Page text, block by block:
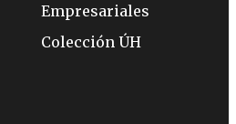
Empresariales
Colección ÚH